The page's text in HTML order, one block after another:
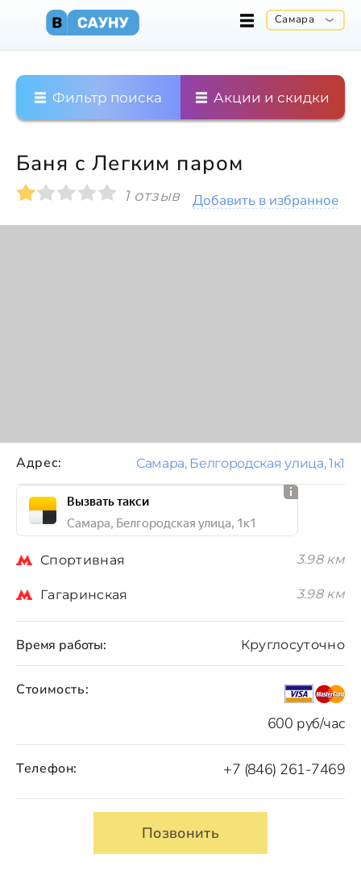
Самара
Фильтр поиска Акции и скидки
Баня с Легким паром
1 отзыв Добавить в избранное
Стоимость:
600 руб/час
Время работы: Круглосуточно
Телефон: +7 (846) 261-7469
Позвонить
Адрес: Самара, Белгородская улица, 1к1
Вызвать такси
Самара, Белгородская улица, 1к1
Спортивная 3.98 км
Гагаринская 3.98 км